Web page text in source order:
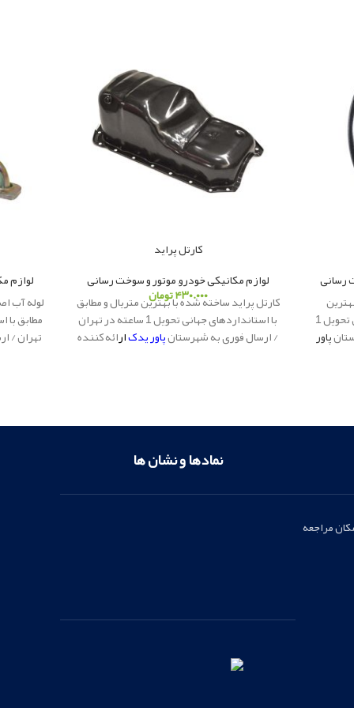
رسانی
متریال و مطابق با استانداردهای جهانی تحویل 1
پاور
کارتل پراید
لوازم مکانیکی خودرو,موتور و سوخت رسانی
۴۳۰.۰۰۰تومان
کارتل پراید ساخته شده با بهترین متریال و مطابق
با استانداردهای جهانی تحویل 1 ساعته در تهران
/ ارسال فوری به شهرستانپاور یدکارائه کننده
لوازم
لوله آب
تهران /
مراجعه
نمادها و نشان ها